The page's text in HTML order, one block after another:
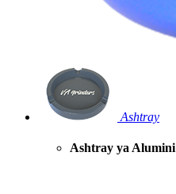
Ashtray
Ashtray ya Alumini